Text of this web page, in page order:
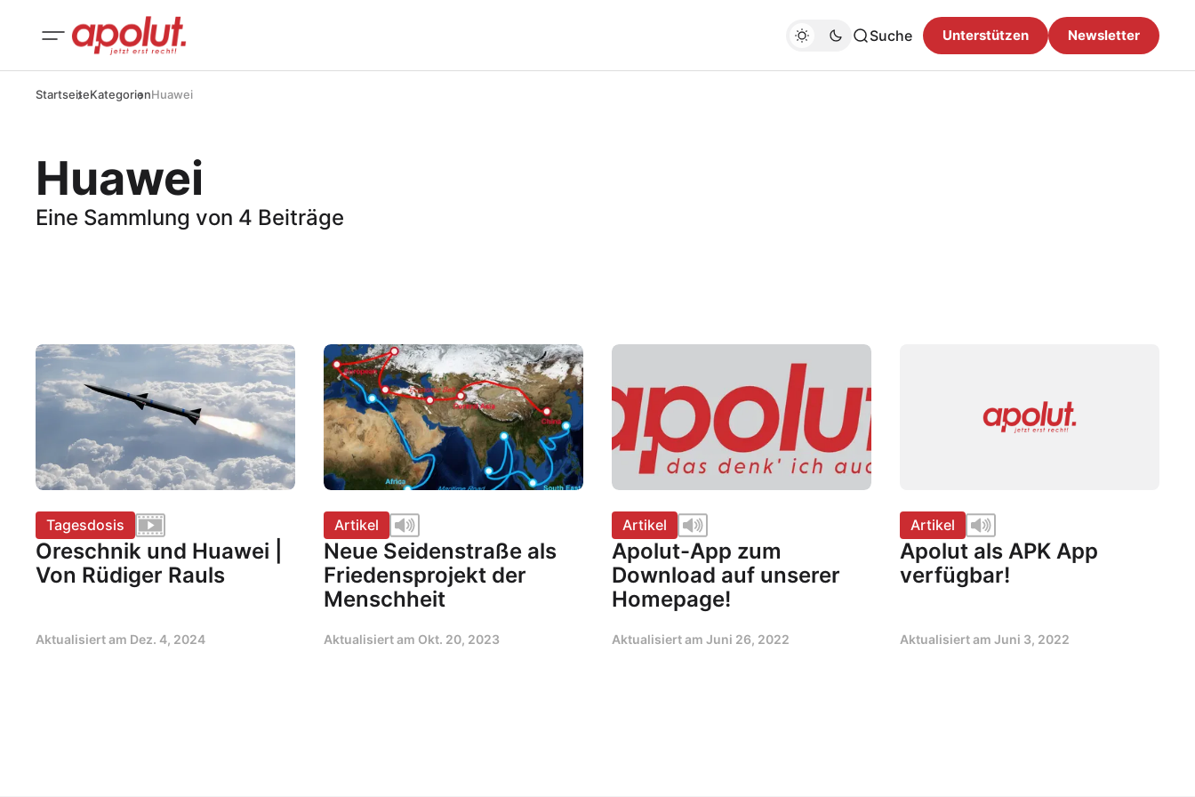
Suche Unterstützen Newsletter
StartseiteKategorienHuawei
Huawei
Eine Sammlung von 4 Beiträge
Tagesdosis
Oreschnik und Huawei |
Von Rüdiger Rauls
Aktualisiert am Dez. 4, 2024
Artikel
Neue Seidenstraße als
Friedensprojekt der
Menschheit
Aktualisiert am Okt. 20, 2023
Artikel
Apolut-App zum
Download auf unserer
Homepage!
Aktualisiert am Juni 26, 2022
Artikel
Apolut als APK App
verfügbar!
Aktualisiert am Juni 3, 2022